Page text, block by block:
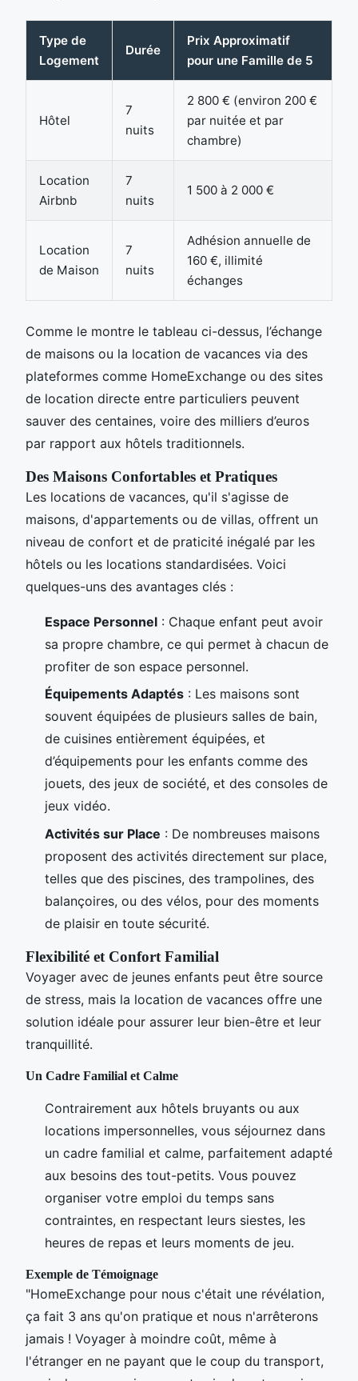
Type de
Logement
Durée
Prix Approximatif
pour une Famille de 5
Hôtel
7
nuits
2 800 € (environ 200 €
par nuitée et par
chambre)
Location
Airbnb
7
nuits
1 500 à 2 000 €
Location
de Maison
7
nuits
Adhésion annuelle de
160 €, illimité
échanges
Comme le montre le tableau ci-dessus, l’échange
de maisons ou la location de vacances via des
plateformes comme HomeExchange ou des sites
de location directe entre particuliers peuvent
sauver des centaines, voire des milliers d’euros
par rapport aux hôtels traditionnels.
Des Maisons Confortables et Pratiques
Les locations de vacances, qu'il s'agisse de
maisons, d'appartements ou de villas, offrent un
niveau de confort et de praticité inégalé par les
hôtels ou les locations standardisées. Voici
quelques-uns des avantages clés :
Espace Personnel : Chaque enfant peut avoir
sa propre chambre, ce qui permet à chacun de
profiter de son espace personnel.
Équipements Adaptés : Les maisons sont
souvent équipées de plusieurs salles de bain,
de cuisines entièrement équipées, et
d’équipements pour les enfants comme des
jouets, des jeux de société, et des consoles de
jeux vidéo.
Activités sur Place : De nombreuses maisons
proposent des activités directement sur place,
telles que des piscines, des trampolines, des
balançoires, ou des vélos, pour des moments
de plaisir en toute sécurité.
Flexibilité et Confort Familial
Voyager avec de jeunes enfants peut être source
de stress, mais la location de vacances offre une
solution idéale pour assurer leur bien-être et leur
tranquillité.
Un Cadre Familial et Calme
Contrairement aux hôtels bruyants ou aux
locations impersonnelles, vous séjournez dans
un cadre familial et calme, parfaitement adapté
aux besoins des tout-petits. Vous pouvez
organiser votre emploi du temps sans
contraintes, en respectant leurs siestes, les
heures de repas et leurs moments de jeu.
Exemple de Témoignage
"HomeExchange pour nous c'était une révélation,
ça fait 3 ans qu'on pratique et nous n'arrêterons
jamais ! Voyager à moindre coût, même à
l'étranger en ne payant que le coup du transport,